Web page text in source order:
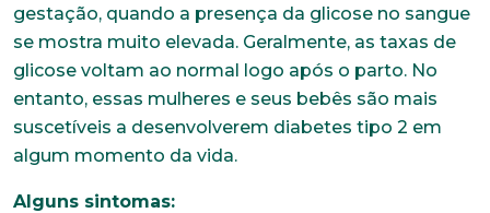
gestação, quando a presença da glicose no sangue
se mostra muito elevada. Geralmente, as taxas de
glicose voltam ao normal logo após o parto. No
entanto, essas mulheres e seus bebês são mais
suscetíveis a desenvolverem diabetes tipo 2 em
algum momento da vida.
Alguns sintomas: